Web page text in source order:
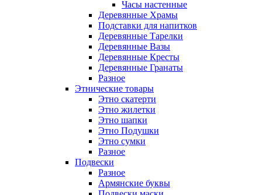
Часы настенные
Деревянные Храмы
Подставки для напитков
Деревянные Тарелки
Деревянные Вазы
Деревянные Кресты
Деревянные Гранаты
Разное
Этнические товары
Этно скатерти
Этно жилетки
Этно шапки
Этно Подушки
Этно сумки
Разное
Подвески
Разное
Армянские буквы